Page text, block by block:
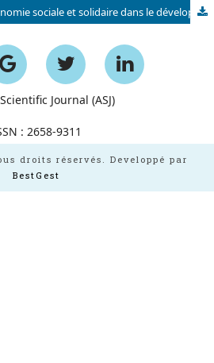
La contribution de l’économie sociale et solidaire dans le développement territorial : Cas des associations dans la commune urbaine de Marrakech
Journal (ASJ)
: 2658-9311
droits réservés. Developpé par
BestGest